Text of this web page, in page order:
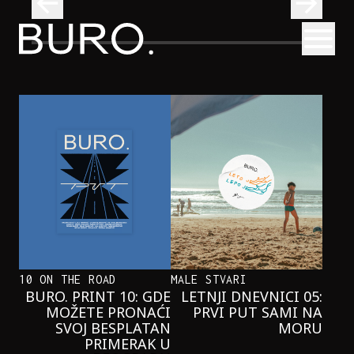
BURO.
ONAJ JEDAN PROIZVOD KOJI
STALNO SELIMO SA POLICE U
TORBE
10 ON THE ROAD
BURO. PRINT 10: GDE
MOŽETE PRONAĆI
SVOJ BESPLATAN
PRIMERAK U
MALE STVARI
LETNJI DNEVNICI 05:
PRVI PUT SAMI NA
MORU